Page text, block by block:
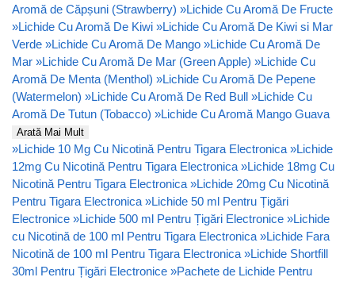
Aromă de Căpșuni (Strawberry) »Lichide Cu Aromă De Fructe
»Lichide Cu Aromă De Kiwi »Lichide Cu Aromă De Kiwi si Mar
Verde »Lichide Cu Aromă De Mango »Lichide Cu Aromă De
Mar »Lichide Cu Aromă De Mar (Green Apple) »Lichide Cu
Aromă De Menta (Menthol) »Lichide Cu Aromă De Pepene
(Watermelon) »Lichide Cu Aromă De Red Bull »Lichide Cu
Aromă De Tutun (Tobacco) »Lichide Cu Aromă Mango Guava
Arată Mai Mult
»Lichide 10 Mg Cu Nicotină Pentru Tigara Electronica »Lichide
12mg Cu Nicotină Pentru Tigara Electronica »Lichide 18mg Cu
Nicotină Pentru Tigara Electronica »Lichide 20mg Cu Nicotină
Pentru Tigara Electronica »Lichide 50 ml Pentru Țigări
Electronice »Lichide 500 ml Pentru Țigări Electronice »Lichide
cu Nicotină de 100 ml Pentru Tigara Electronica »Lichide Fara
Nicotină de 100 ml Pentru Tigara Electronica »Lichide Shortfill
30ml Pentru Țigări Electronice »Pachete de Lichide Pentru